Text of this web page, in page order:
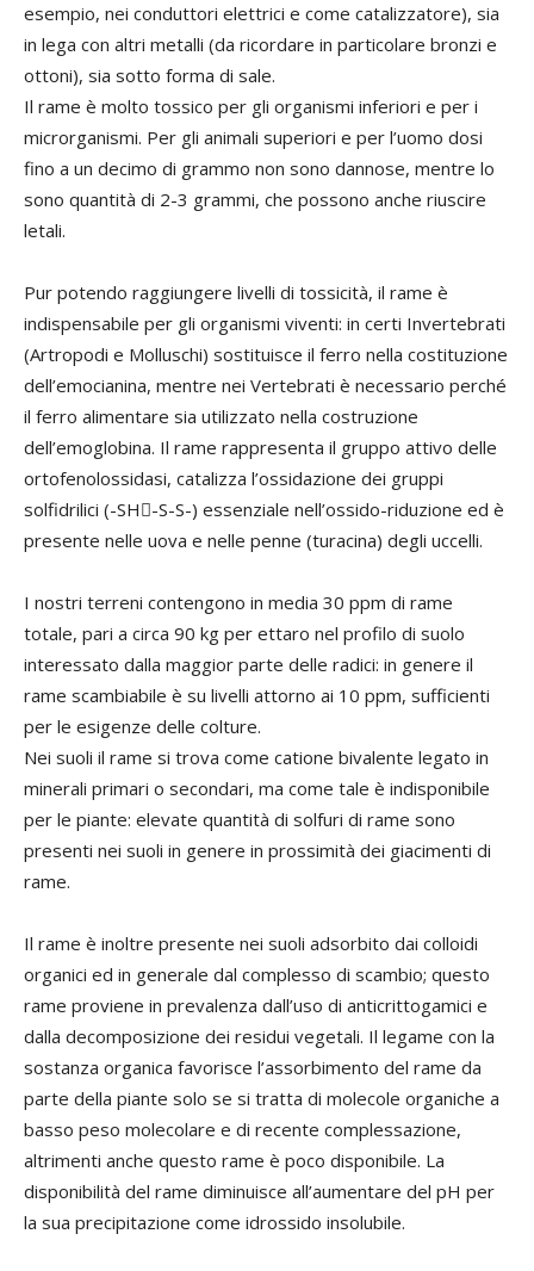
esempio, nei conduttori elettrici e come catalizzatore), sia
in lega con altri metalli (da ricordare in particolare bronzi e
ottoni), sia sotto forma di sale.
Il rame è molto tossico per gli organismi inferiori e per i
microrganismi. Per gli animali superiori e per l’uomo dosi
fino a un decimo di grammo non sono dannose, mentre lo
sono quantità di 2-3 grammi, che possono anche riuscire
letali.
Pur potendo raggiungere livelli di tossicità, il rame è
indispensabile per gli organismi viventi: in certi Invertebrati
(Artropodi e Molluschi) sostituisce il ferro nella costituzione
dell’emocianina, mentre nei Vertebrati è necessario perché
il ferro alimentare sia utilizzato nella costruzione
dell’emoglobina. Il rame rappresenta il gruppo attivo delle
ortofenolossidasi, catalizza l’ossidazione dei gruppi
solfidrilici (-SH-S-S-) essenziale nell’ossido-riduzione ed è
presente nelle uova e nelle penne (turacina) degli uccelli.
I nostri terreni contengono in media 30 ppm di rame
totale, pari a circa 90 kg per ettaro nel profilo di suolo
interessato dalla maggior parte delle radici: in genere il
rame scambiabile è su livelli attorno ai 10 ppm, sufficienti
per le esigenze delle colture.
Nei suoli il rame si trova come catione bivalente legato in
minerali primari o secondari, ma come tale è indisponibile
per le piante: elevate quantità di solfuri di rame sono
presenti nei suoli in genere in prossimità dei giacimenti di
rame.
Il rame è inoltre presente nei suoli adsorbito dai colloidi
organici ed in generale dal complesso di scambio; questo
rame proviene in prevalenza dall’uso di anticrittogamici e
dalla decomposizione dei residui vegetali. Il legame con la
sostanza organica favorisce l’assorbimento del rame da
parte della piante solo se si tratta di molecole organiche a
basso peso molecolare e di recente complessazione,
altrimenti anche questo rame è poco disponibile. La
disponibilità del rame diminuisce all’aumentare del pH per
la sua precipitazione come idrossido insolubile.